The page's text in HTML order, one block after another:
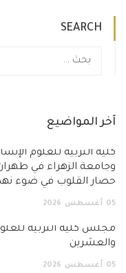
SEARCH
آخر المواضيع
كلية التربية للعلوم
وجامعة الزهراء في
حصار القلوب في ضوء
05 أغسطس 2026
مجلس كلية التربية
والعشرين
05 أغسطس 2026